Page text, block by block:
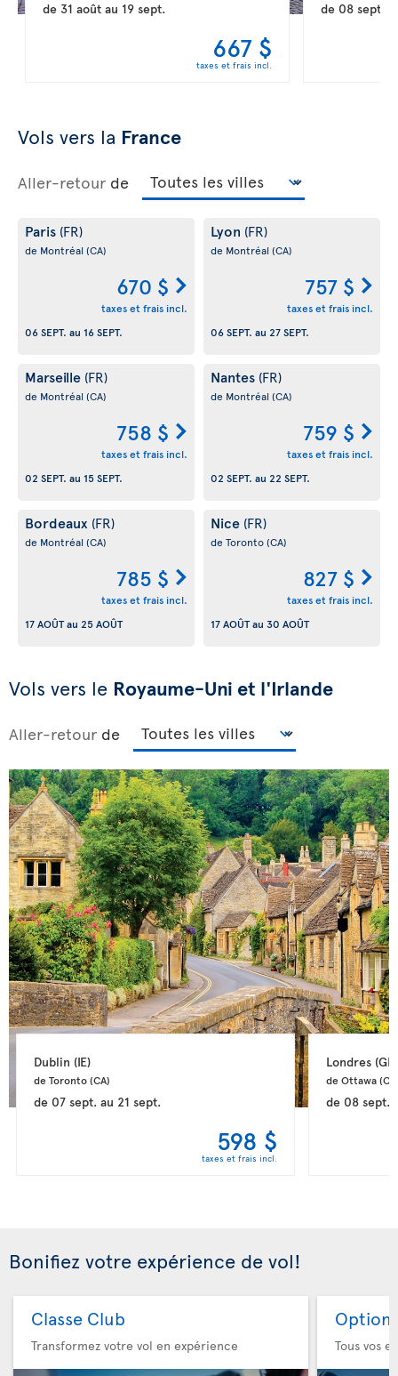
de 31 aoûtau 19 sept.
667 $
taxes et frais incl.
de 08 sept.
Vols vers la France
Aller-retour de
Paris (FR)
de Montréal (CA)
670 $
taxes et frais incl.
06 SEPT. au 16 SEPT.
Lyon (FR)
de Montréal (CA)
757 $
taxes et frais incl.
06 SEPT. au 27 SEPT.
Marseille (FR)
de Montréal (CA)
758 $
taxes et frais incl.
02 SEPT. au 15 SEPT.
Nantes (FR)
de Montréal (CA)
759 $
taxes et frais incl.
02 SEPT. au 22 SEPT.
Bordeaux (FR)
de Montréal (CA)
785 $
taxes et frais incl.
17 AOÛTau 25 AOÛT
Nice (FR)
de Toronto(CA)
827 $
taxes et frais incl.
17 AOÛTau 30 AOÛT
Vols vers le Royaume-Uni et l'Irlande
Aller-retour de
Dublin (IE)
de Toronto (CA)
de 07 sept.au 21 sept.
598 $
taxes et frais incl.
Londres (GB)
de Ottawa
de 08 sept.
Bonifiez votre expérience de vol!
Classe Club
Transformez votre vol en expérience
Option
Tous vos